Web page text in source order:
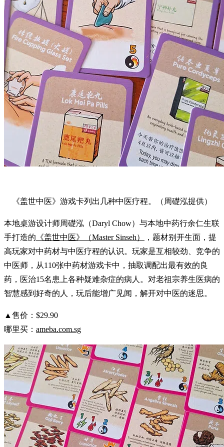
《盖世中医》游戏卡列出几种中医疗程。（周礎泓提供）
本地桌游设计师周礎泓（Daryl Chow）与本地中药行余仁生联
手打造的 《盖世中医》（Master Sinseh）
，题材别开生面，提
高玩家对中药材与中医疗程的认识。玩家是互相较劲、竞争的
中医师，从110张中药材游戏卡中，抽取调配出最有效的良
药，医治15名患上各种疑难杂症的病人。对老祖宗养生医病的
智慧感到好奇的人，玩后能增广见闻，解开对中医的迷思。
▲售价：$29.90
哪里买： ameba.com.sg